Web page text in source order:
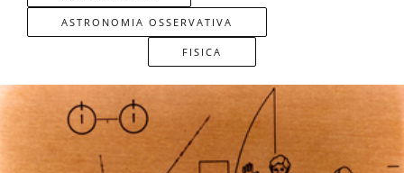
ASTRONOMIA OSSERVATIVA
FISICA